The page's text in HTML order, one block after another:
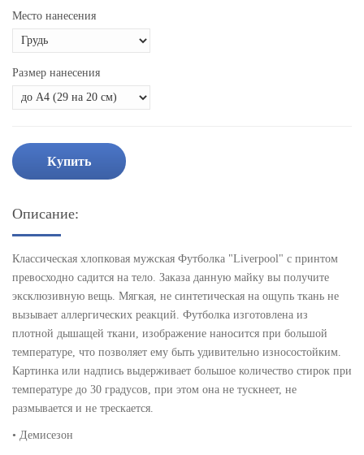
Место нанесения
Размер нанесения
Купить
Описание:
Классическая хлопковая мужская Футболка "Liverpool" с принтом
превосходно садится на тело. Заказа данную майку вы получите
эксклюзивную вещь. Мягкая, не синтетическая на ощупь ткань не
вызывает аллергических реакций. Футболка изготовлена из
плотной дышащей ткани, изображение наносится при большой
температуре, что позволяет ему быть удивительно износостойким.
Картинка или надпись выдерживает большое количество стирок при
температуре до 30 градусов, при этом она не тускнеет, не
размывается и не трескается.
• Демисезон